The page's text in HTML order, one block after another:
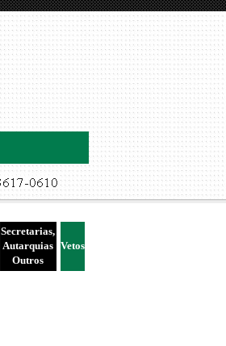
Secretarias,
Autarquias
Outros
Vetos